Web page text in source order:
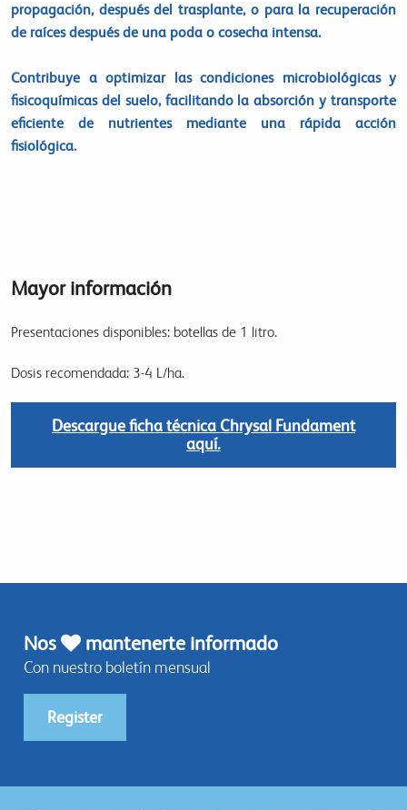
propagación, después del trasplante, o para la recuperación
de raíces después de una poda o cosecha intensa.
Contribuye a optimizar las condiciones microbiológicas y
fisicoquímicas del suelo, facilitando la absorción y transporte
eficiente de nutrientes mediante una rápida acción
fisiológica.
Mayor información
Presentaciones disponibles: botellas de 1 litro.
Dosis recomendada: 3-4 L/ha.
Descargue ficha técnica Chrysal Fundament
aquí.
Nos mantenerte informado
Con nuestro boletín mensual
Register